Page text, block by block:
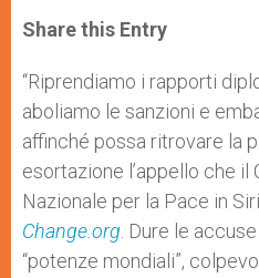
t
s
p
p
s
e
g
e
e
b
o
k
r
Share this Entry
“Riprendiamo i rapporti
aboliamo le sanzioni e
affinché possa ritrovare la
esortazione l’appello che il
Nazionale per la Pace in
Change.org . Dure le
“potenze mondiali”,